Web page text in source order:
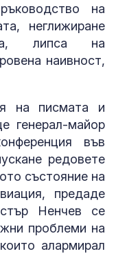
на
неглижиране
липса на
наивност,
на писмата и
генерал-майор
във
редовете
състояние на
предаде
Ненчев се
проблеми на
алармирал